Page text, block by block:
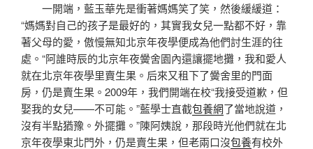
一開端，藍玉華先是衝著媽媽笑了笑，然後緩緩道：
“媽媽對自己的孩子是最好的，其實我女兒一點都不好，靠
著父母的愛，傲慢無知北京年夜學便成為他們討生涯的往
處。“阿誰時辰的北京年夜黌舍園內還讓擺地攤，我和愛人
就在北京年夜學里賣生果。后來又租下了黌舍里的門面
房，仍是賣生果。2009年，我們開端在校“我接受道歉，但
娶我的女兒——不可能。”藍學士直截包養網了當地說道，
沒有半點猶豫。外擺攤。”陳阿姨說，那段時光他們就在北
京年夜學東北門外，仍是賣生果，但老兩口沒包養有校外